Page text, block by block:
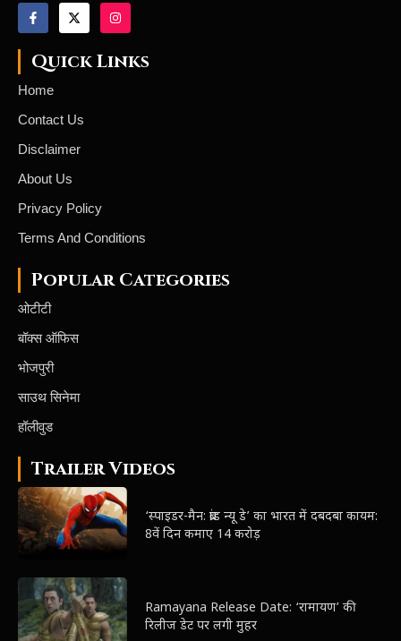
Quick Links
Home
Contact Us
Disclaimer
About Us
Privacy Policy
Terms And Conditions
Popular Categories
ओटीटी
बॉक्स ऑफिस
भोजपुरी
साउथ सिनेमा
हॉलीवुड
Trailer Videos
‘स्पाइडर-मैन: ब्रांड न्यू डे’ का भारत में दबदबा कायम:
8वें दिन कमाए 14 करोड़
Ramayana Release Date: ‘रामायण’ की
रिलीज डेट पर लगी मुहर